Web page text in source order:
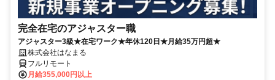
完全在宅のアジャスター職
アジャスター3級★在宅ワーク★年休120日★月給35万円超★
株式会社はなまる
フルリモート
月給355,000円以上